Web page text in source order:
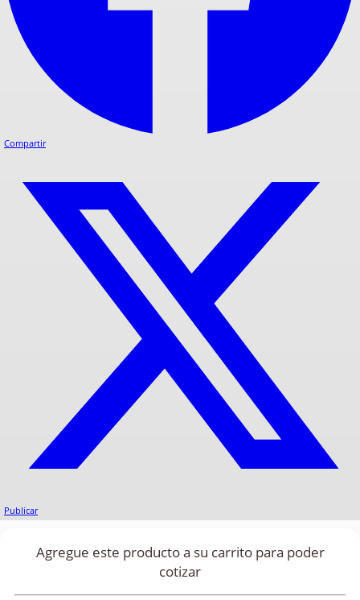
Compartir
Publicar
Agregue este producto a su carrito para poder
cotizar